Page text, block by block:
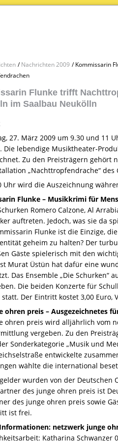
Nachrichten 2009
Kommissarin
Flunke trifft
im Saalbau Neukölln
27. März 2009 um 9.30 und 11
Die lebendige Musiktheater-
Zu den Preisträgern gehört
„Nachttropfendrache“
Uhr wird die Auszeichnung
Flunke – Musikkrimi für
Romero Calzone, Al
auftreten. Jedoch, was sie da
Flunke ist die Einzige,
geheim zu halten? Der
Gäste spielerisch mit den
Murat Üstün hat dafür eine
Das Ensemble „Die Schurken“
Die beiden Konzerte für
Der Eintritt kostet 3,00 Euro,
ohren preis – Ausgezeichnetes
ohren preis wird alljährlich vom
vergeben. Zu den
Sonderkategorie „Musik und
entwickelte
wählte die international
wurden von der
des junge ohren preis ist
des junge ohren preis sowie
ist frei.
netzwerk junge
Katharina Schwanzer